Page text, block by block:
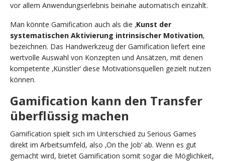
vor allem Anwendungserlebnis beinahe automatisch einzahlt.
Man könnte Gamification auch als die ‚Kunst der
systematischen Aktivierung intrinsischer Motivation‚
bezeichnen. Das Handwerkzeug der Gamification liefert eine
wertvolle Auswahl von Konzepten und Ansätzen, mit denen
kompetente ‚Künstler‘ diese Motivationsquellen gezielt nutzen
können.
Gamification kann den Transfer
überflüssig machen
Gamification spielt sich im Unterschied zu Serious Games
direkt im Arbeitsumfeld, also ‚On the Job‘ ab. Wenn es gut
gemacht wird, bietet Gamification somit sogar die Möglichkeit,